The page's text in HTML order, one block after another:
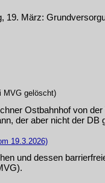
19. März:
MVG gelöscht)
Ostbahnhof von
der aber nicht der DB
19.3.2026)
und dessen